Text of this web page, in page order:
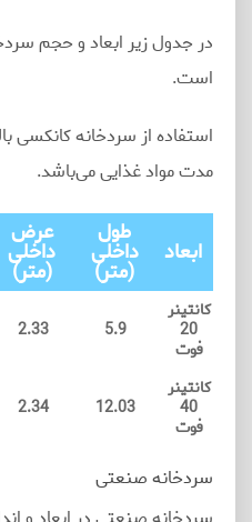
در جدول زیر ابعاد و حجم
است.
استفاده از سردخانه کانکسی
مدت مواد غذایی میباشد.
ابعاد
طول
داخلی
(متر)
عرض
داخلی
(متر)
کانتینر
20
فوت
5.9
2.33
کانتینر
40
فوت
12.03
2.34
سردخانه صنعتی